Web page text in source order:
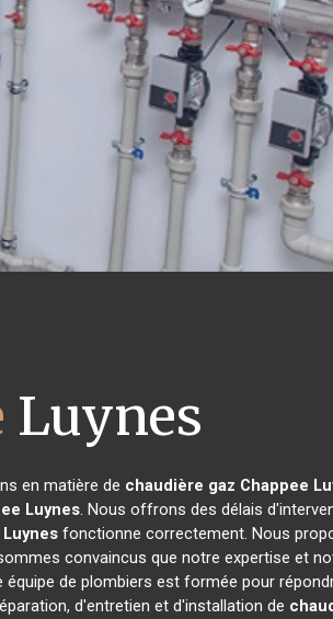
Luynes
en matière de chaudière gaz Chappee
Luynes. Nous offrons des délais
Luynesfonctionne correctement. Nous
convaincus que notre expertise et
équipe de plombiers est formée pour
d'entretien et d'installation de